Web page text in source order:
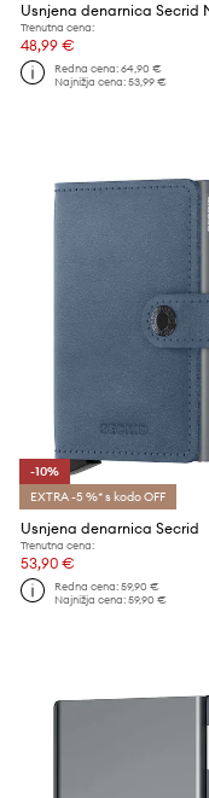
Trenutna cena:
48,99 €
Redna cena:64,90 €
Najnižja cena:53,99 €
-10%
EXTRA -5 %* s kodo OFF
Usnjena denarnica Secrid
Trenutna cena:
53,90 €
Redna cena:59,90 €
Najnižja cena:59,90 €